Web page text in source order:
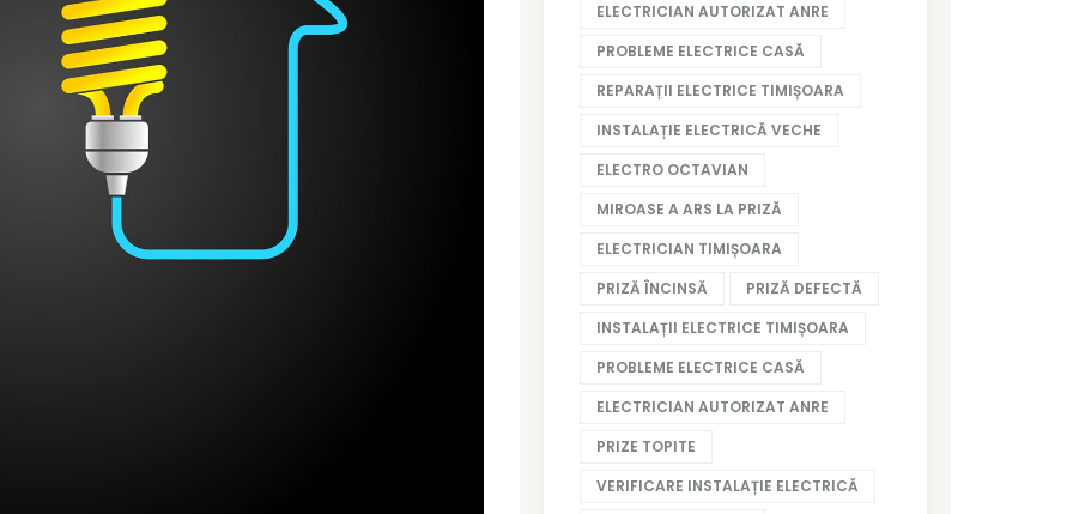
ELECTRICIAN AUTORIZAT ANRE
PROBLEME ELECTRICE CASĂ
REPARAȚII ELECTRICE TIMIȘOARA
INSTALAȚIE ELECTRICĂ VECHE
ELECTRO OCTAVIAN
MIROASE A ARS LA PRIZĂ
ELECTRICIAN TIMIȘOARA
PRIZĂ ÎNCINSĂ
PRIZĂ DEFECTĂ
INSTALAȚII ELECTRICE TIMIȘOARA
PROBLEME ELECTRICE CASĂ
ELECTRICIAN AUTORIZAT ANRE
PRIZE TOPITE
VERIFICARE INSTALAȚIE ELECTRICĂ